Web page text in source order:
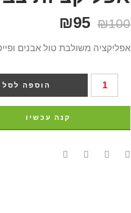
₪100
₪95
אפליקציה משולבת טול אבנים
הוספה לסל
קנה עכשיו